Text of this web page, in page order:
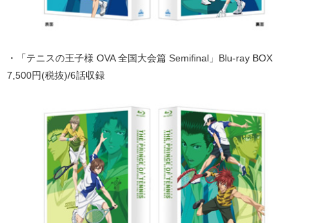
・「テニスの王子様 OVA 全国大会篇 Semifinal」Blu-ray BOX
7,500円(税抜)/6話収録